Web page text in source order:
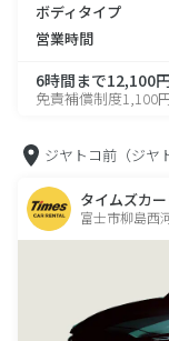
ボディタイプ
営業時間
6時間まで12,100
免責補償制度1,100
ジヤトコ前（ジヤ
タイムズカ
富士市柳島西